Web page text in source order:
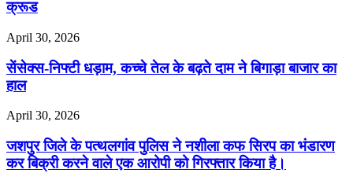
क्रूड
April 30, 2026
सेंसेक्स-निफ्टी धड़ाम, कच्चे तेल के बढ़ते दाम ने बिगाड़ा बाजार का
हाल
April 30, 2026
जशपुर जिले के पत्थलगांव पुलिस ने नशीला कफ सिरप का भंडारण
कर बिक्री करने वाले एक आरोपी को गिरफ्तार किया है।